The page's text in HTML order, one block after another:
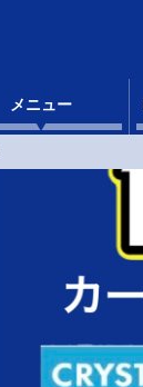
メニュー